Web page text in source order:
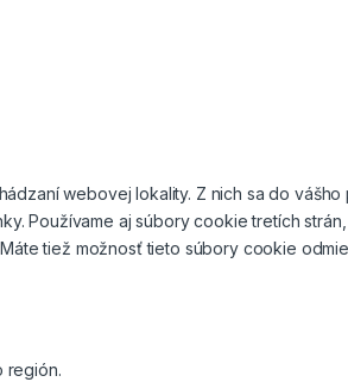
webovej lokality. Z nich sa do
Používame aj súbory cookie tretích
tiež možnosť tieto súbory cookie
región.